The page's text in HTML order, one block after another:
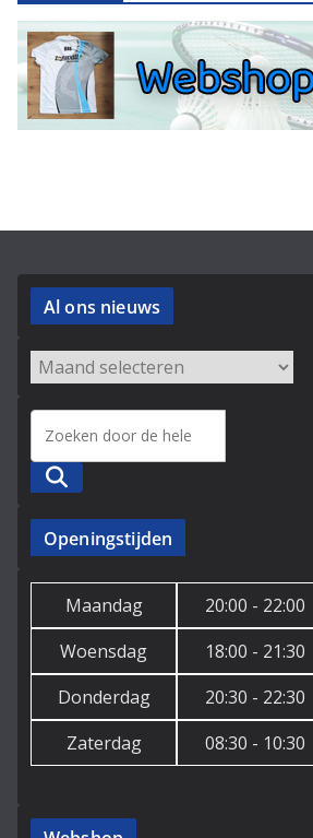
Al ons nieuws
Zoeken
Openingstijden
Maandag 20:00 - 22:00
Woensdag
18:00 - 21:30
Donderdag
20:30 - 22:30
Zaterdag
08:30 - 10:30